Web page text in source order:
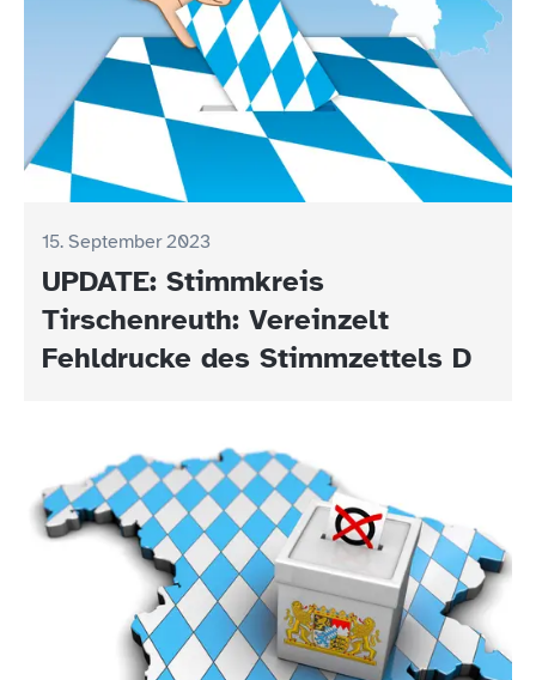
15. September 2023
UPDATE: Stimmkreis
Tirschenreuth: Vereinzelt
Fehldrucke des Stimmzettels D